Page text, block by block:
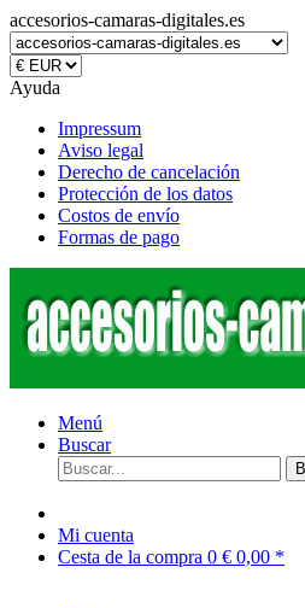
accesorios-camaras-digitales.es
Ayuda
Impressum
Aviso legal
Derecho de cancelación
Protección de los datos
Costos de envío
Formas de pago
Menú
Buscar
Mi cuenta
Cesta de la compra 0 € 0,00 *